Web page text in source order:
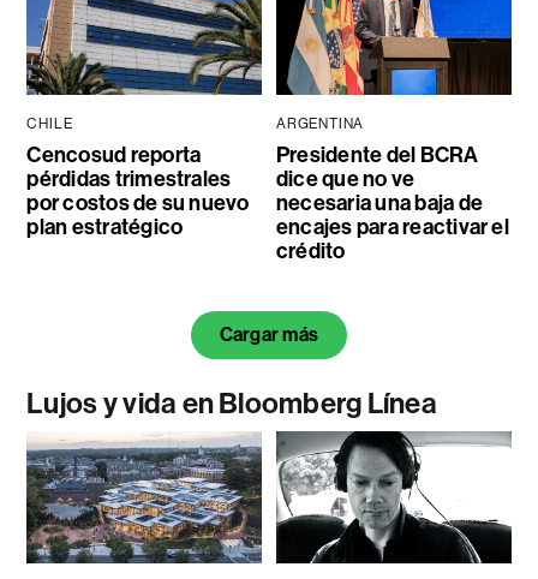
CHILE
Cencosud reporta
pérdidas trimestrales
por costos de su nuevo
plan estratégico
ARGENTINA
Presidente del BCRA
dice que no ve
necesaria una baja de
encajes para reactivar el
crédito
Cargar más
Lujos y vida en Bloomberg Línea